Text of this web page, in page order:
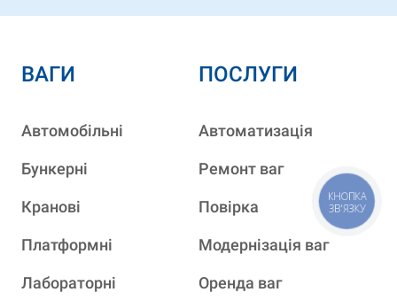
ВАГИ
Автомобільні
Бункерні
Кранові
Платформні
Лабораторні
ПОСЛУГИ
Автоматизація
Ремонт ваг
Повірка
Модернізація ваг
Оренда ваг
КНОПКА
ЗВ'ЯЗКУ